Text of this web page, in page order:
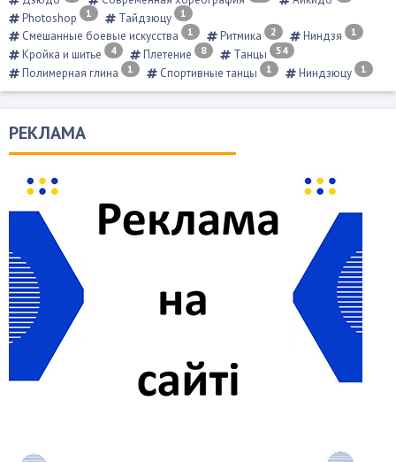
Photoshop 1 Тайдзюцу 1
Смешанные боевые искусства 1 Ритмика 2 Ниндзя 1
Кройка и шитье 4 Плетение 8 Танцы 54
Полимерная глина 1 Спортивные танцы 1 Ниндзюцу 1
РЕКЛАМА